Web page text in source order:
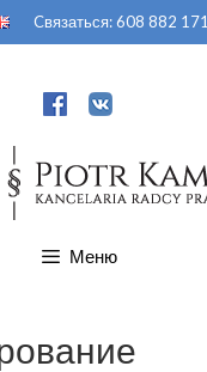
Cвязаться:608 882 171
Меню